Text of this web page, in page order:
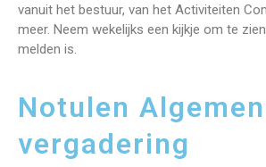
vanuit het bestuur, van het Activiteiten
meer. Neem wekelijks een kijkje om te
melden is.
Notulen
vergadering